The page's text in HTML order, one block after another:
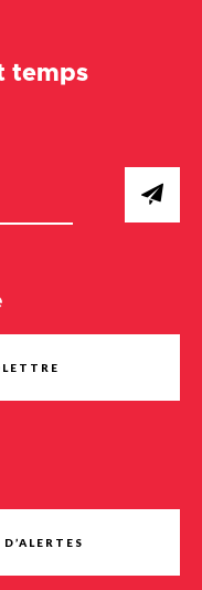
temps